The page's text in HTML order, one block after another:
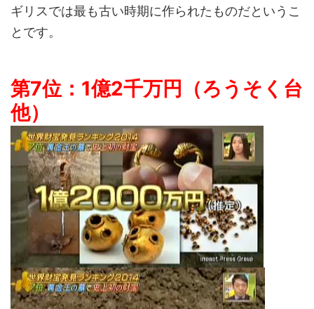
ギリスでは最も古い時期に作られたものだというこ
とです。
第7位：1億2千万円（ろうそく台
他）